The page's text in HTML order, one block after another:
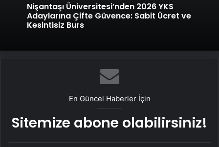
Nişantaşı Üniversitesi’nden 2026 YKS
Adaylarına Çifte Güvence: Sabit Ücret ve
Kesintisiz Burs
En Güncel Haberler İçin
Sitemize abone olabilirsiniz!